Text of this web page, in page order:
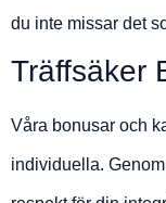
du inte missar det
Träffsäker
Våra bonusar och
individuella.